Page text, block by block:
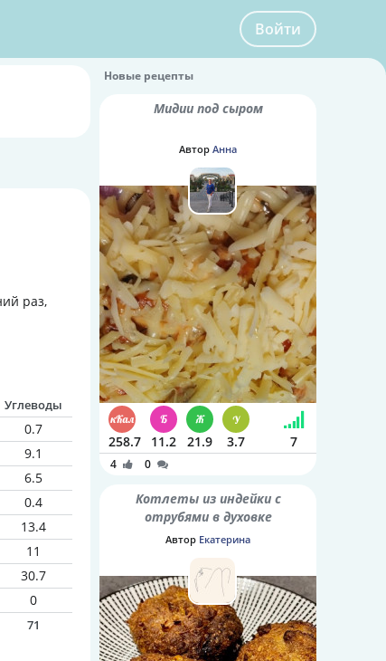
Войти
раз,
Углеводы
0.7
9.1
6.5
0.4
13.4
11
30.7
0
71
Новые рецепты
Мидии под сыром
Автор Анна
258.7 11.2 21.9 3.7 7
4 0
Котлеты из индейки с
отрубями в духовке
Автор Екатерина